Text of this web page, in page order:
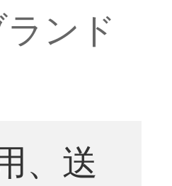
ンド
、送